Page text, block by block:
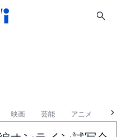
映画 芸能 アニメ